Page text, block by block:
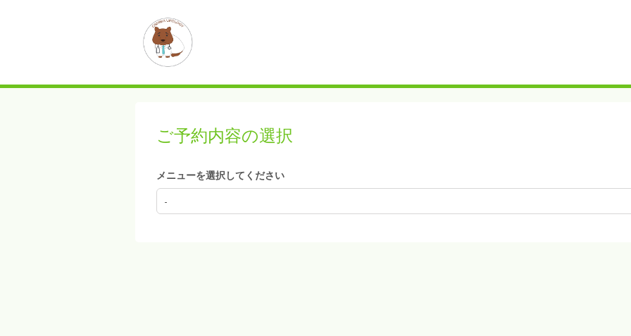
ご予約内容の選択
メニューを選択してください
-